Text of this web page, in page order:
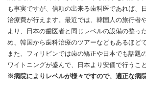
も事実ですが、信頼の出来る歯科医であれば、
治療費が行えます。最近では、韓国人の旅行者
より、日本の歯医者と同じレベルの設備の整っ
め、韓国から歯科治療のツアーなどもあるほどで
また、フィリピンでは歯の矯正や日本でも話題
ワイトニングが盛んで、日本より安価で行うこ
※病院によりレベルが様々ですので、適正な病